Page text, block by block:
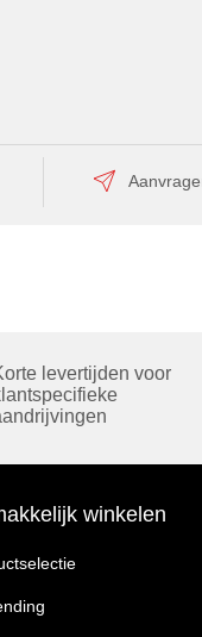
levertijden voor
winkelen